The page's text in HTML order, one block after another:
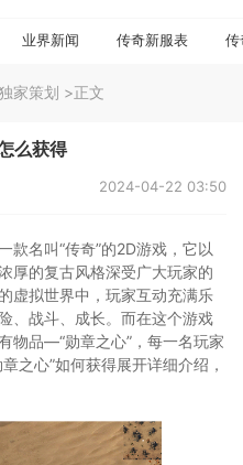
业界新闻 传奇新服表 传
家策划 >正文
么获得
2024-04-22 03:50
款名叫“传奇”的2D游戏，它以
厚的复古风格深受广大玩家的
虚拟世界中，玩家互动充满乐
、战斗、成长。而在这个游戏
物品—“勋章之心”，每一名玩家
之心”如何获得展开详细介绍，